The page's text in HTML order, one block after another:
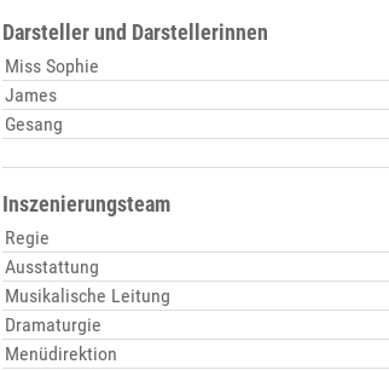
Darsteller und Darstellerinnen
Miss Sophie
James
Gesang
Inszenierungsteam
Regie
Ausstattung
Musikalische Leitung
Dramaturgie
Menüdirektion